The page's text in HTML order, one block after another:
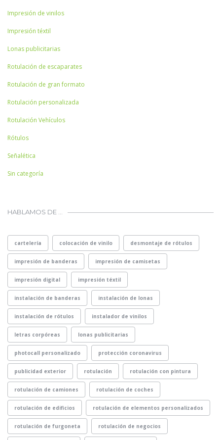
Impresión de vinilos
Impresión téxtil
Lonas publicitarias
Rotulación de escaparates
Rotulación de gran formato
Rotulación personalizada
Rotulación Vehículos
Rótulos
Señalética
Sin categoría
HABLAMOS DE …
cartelería colocación de vinilo desmontaje de rótulos
impresión de banderas impresión de camisetas
impresión digital impresión téxtil
instalación de banderas instalación de lonas
instalación de rótulos instalador de vinilos
letras corpóreas lonas publicitarias
photocall personalizado protección coronavirus
publicidad exterior rotulación rotulación con pintura
rotulación de camiones rotulación de coches
rotulación de edificios rotulación de elementos personalizados
rotulación de furgoneta rotulación de negocios